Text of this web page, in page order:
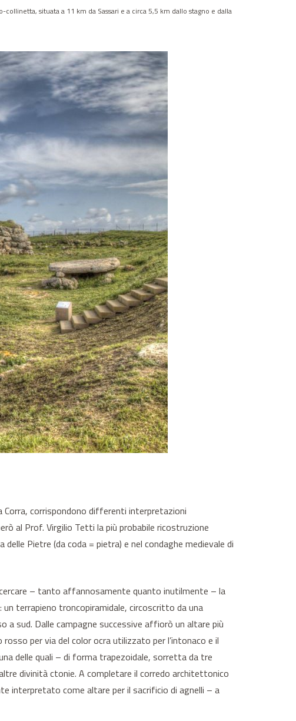
situata a 11 km da Sassari e a circa 5,5 km dallo stagno e dalla
Corra, corrispondono differenti interpretazioni
al Prof. Virgilio Tetti la più probabile ricostruzione
Pietre (da coda = pietra) e nel condaghe medievale di
– tanto affannosamente quanto inutilmente – la
terrapieno troncopiramidale, circoscritto da una
a sud. Dalle campagne successive affiorò un altare più
per via del color ocra utilizzato per l’intonaco e il
delle quali – di forma trapezoidale, sorretta da tre
divinità ctonie. A completare il corredo architettonico
interpretato come altare per il sacrificio di agnelli – a